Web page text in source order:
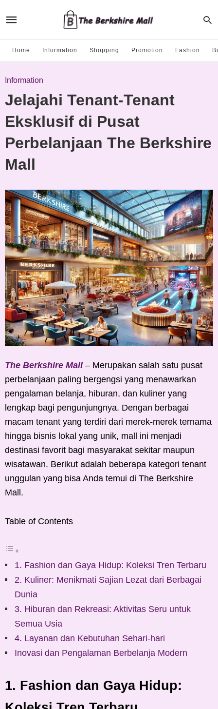
Home Information Shopping Promotion Fashion
Information
Jelajahi Tenant-Tenant
Eksklusif di Pusat
Perbelanjaan The Berkshire
Mall
The Berkshire Mall– Merupakan salah satu pusat
perbelanjaan paling bergengsi yang menawarkan
pengalaman belanja, hiburan, dan kuliner yang
lengkap bagi pengunjungnya. Dengan berbagai
macam tenant yang terdiri dari merek-merek ternama
hingga bisnis lokal yang unik, mall ini menjadi
destinasi favorit bagi masyarakat sekitar maupun
wisatawan. Berikut adalah beberapa kategori tenant
unggulan yang bisa Anda temui di The Berkshire
Mall.
Table of Contents
1. Fashion dan Gaya Hidup: Koleksi Tren Terbaru
2. Kuliner: Menikmati Sajian Lezat dari Berbagai
Dunia
3. Hiburan dan Rekreasi: Aktivitas Seru untuk
Semua Usia
4. Layanan dan Kebutuhan Sehari-hari
Inovasi dan Pengalaman Berbelanja Modern
1. Fashion dan Gaya Hidup: